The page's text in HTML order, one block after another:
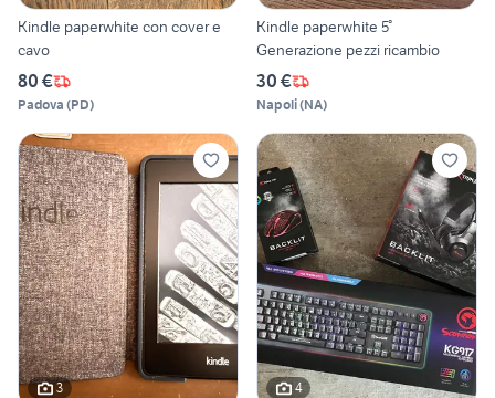
Kindle paperwhite con cover e
cavo
80 €
Padova (PD)
Kindle paperwhite 5°
Generazione pezzi ricambio
30 €
Napoli(NA)
3 4